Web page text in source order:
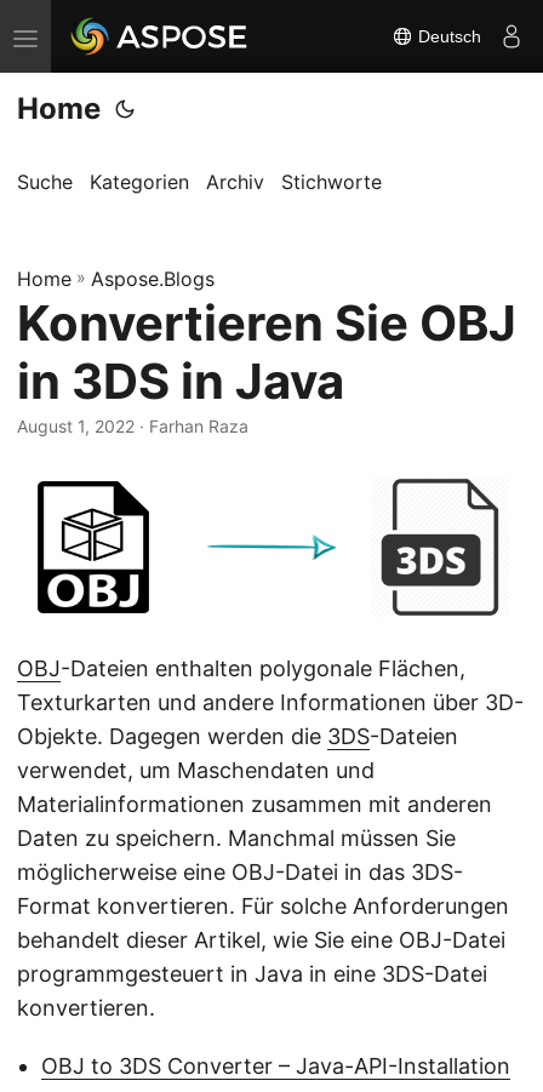
N
a
v
g
i
o
n
u
n
Deutsch
Home
Suche Kategorien Archiv Stichworte
Home » Aspose.Blogs
Konvertieren Sie OBJ
in 3DS in Java
August 1, 2022 · Farhan Raza
OBJ-Dateien enthalten polygonale Flächen,
Texturkarten und andere Informationen über 3D-
Objekte. Dagegen werden die 3DS-Dateien
verwendet, um Maschendaten und
Materialinformationen zusammen mit anderen
Daten zu speichern. Manchmal müssen Sie
möglicherweise eine OBJ-Datei in das 3DS-
Format konvertieren. Für solche Anforderungen
behandelt dieser Artikel, wie Sie eine OBJ-Datei
programmgesteuert in Java in eine 3DS-Datei
konvertieren.
OBJ to 3DS Converter – Java-API-Installation